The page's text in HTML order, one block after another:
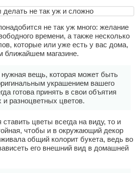
не так уж много: желание
времени, а также несколько
которые или уже есть у вас дома,
ближайшем магазине.
нужная вещь, которая может быть
украшением вашего
готова принять в свои объятия
разноцветных цветов.
цветы всегда на виду, то и
чтобы и в окружающий декор
общий колорит букета, ведь во
его внешний вид в домашней